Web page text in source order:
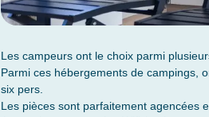
Les campeurs ont le choix parmi
Parmi ces hébergements de campings,
six pers.
Les pièces sont parfaitement agencées